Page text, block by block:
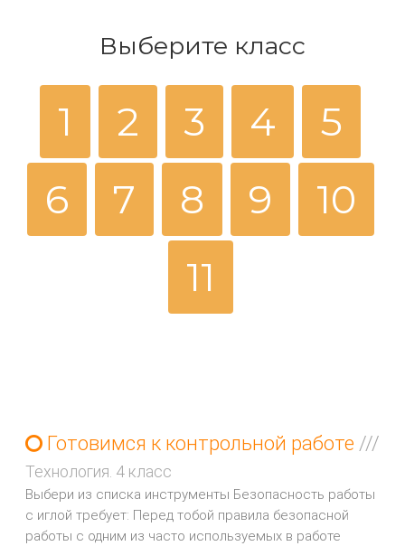
Выберите класс
1 2 3 4
5
6
7 8 9
10
11
Готовимся к контрольной работе ///
Технология. 4 класс
Выбери из списка инструменты Безопасность работы
с иглой требует: Перед тобой правила безопасной
работы с одним из часто используемых в работе